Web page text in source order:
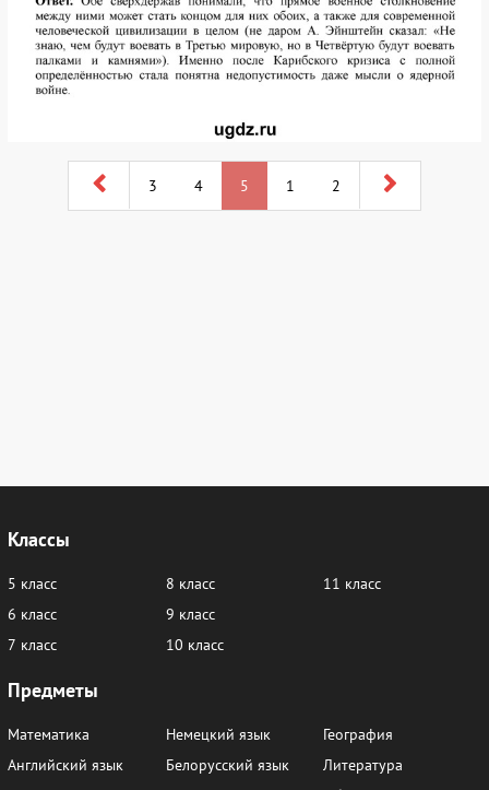
3 4 5 1 2
Классы
5 класс
6 класс
7 класс
8 класс
9 класс
10 класс
11 класс
Предметы
Математика
Английский язык
Немецкий язык
Белорусский язык
География
Литература